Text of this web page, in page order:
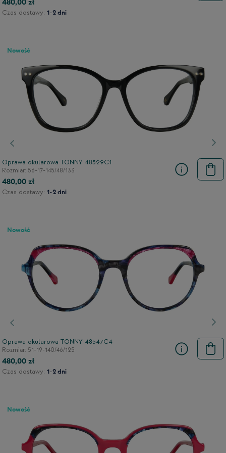
480,00 zł
Czas dostawy: 1-2 dni
Poprzedni
Nowość
Oprawa okularowa TONNY 48529C1
Rozmiar: 56-17-145/48/133
480,00 zł
Czas dostawy: 1-2 dni
Poprzedni
Nowość
Oprawa okularowa TONNY 48547C4
Rozmiar: 51-19-140/46/125
480,00 zł
Czas dostawy: 1-2 dni
Nowość